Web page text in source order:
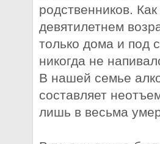
родственников.
девятилетнем
только дома и под
никогда не
В нашей семье
составляет
лишь в весьма